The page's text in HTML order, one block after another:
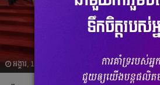
អង្គារ, 17 ធ្នូ 2024 08:13